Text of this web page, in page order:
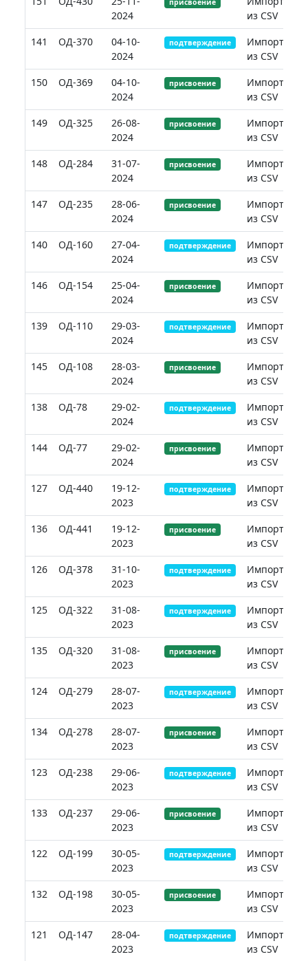
2024
присвоение
из CSV
141
ОД-370
04-10-
2024
подтверждение
Импорт
из CSV
150
ОД-369
04-10-
2024
присвоение
Импорт
из CSV
149
ОД-325
26-08-
2024
присвоение
Импорт
из CSV
148
ОД-284
31-07-
2024
присвоение
Импорт
из CSV
147
ОД-235
28-06-
2024
присвоение
Импорт
из CSV
140
ОД-160
27-04-
2024
подтверждение
Импорт
из CSV
146
ОД-154
25-04-
2024
присвоение
Импорт
из CSV
139
ОД-110
29-03-
2024
подтверждение
Импорт
из CSV
145
ОД-108
28-03-
2024
присвоение
Импорт
из CSV
138
ОД-78
29-02-
2024
подтверждение
Импорт
из CSV
144
ОД-77
29-02-
2024
присвоение
Импорт
из CSV
127
ОД-440
19-12-
2023
подтверждение
Импорт
из CSV
136
ОД-441
19-12-
2023
присвоение
Импорт
из CSV
126
ОД-378
31-10-
2023
подтверждение
Импорт
из CSV
125
ОД-322
31-08-
2023
подтверждение
Импорт
из CSV
135
ОД-320
31-08-
2023
присвоение
Импорт
из CSV
124
ОД-279
28-07-
2023
подтверждение
Импорт
из CSV
134
ОД-278
28-07-
2023
присвоение
Импорт
из CSV
123
ОД-238
29-06-
2023
подтверждение
Импорт
из CSV
133
ОД-237
29-06-
2023
присвоение
Импорт
из CSV
122
ОД-199
30-05-
2023
подтверждение
Импорт
из CSV
132
ОД-198
30-05-
2023
присвоение
Импорт
из CSV
121
ОД-147
28-04-
2023
подтверждение
Импорт
из CSV